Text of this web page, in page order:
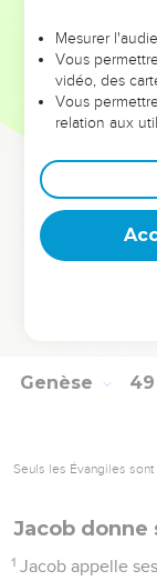
et Manassé !” »
Manassé.
Ensuite il dit à
avec vous et il
Moi, je te
donne la région
à mon épée et à
© Société biblique
Genèse 49
Seuls les Évangiles
Jacob donne
1 Jacob appelle
Mesurer
Vous
vidéo, des
Vous
relation aux